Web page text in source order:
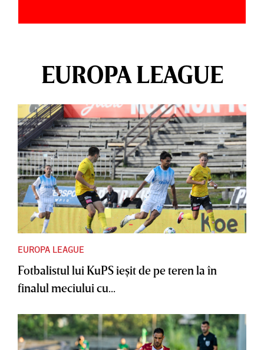
EUROPA LEAGUE
EUROPA LEAGUE
Fotbalistul lui KuPS ieşit de pe teren la în
finalul meciului cu...